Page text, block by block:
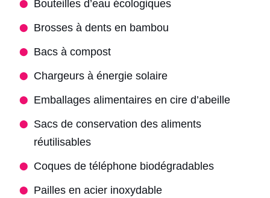
Bouteilles d’eau écologiques
Brosses à dents en bambou
Bacs à compost
Chargeurs à énergie solaire
Emballages alimentaires en cire d’abeille
Sacs de conservation des aliments
réutilisables
Coques de téléphone biodégradables
Pailles en acier inoxydable